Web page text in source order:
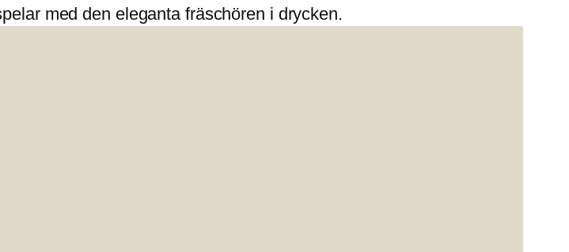
med den eleganta fräschören i drycken.